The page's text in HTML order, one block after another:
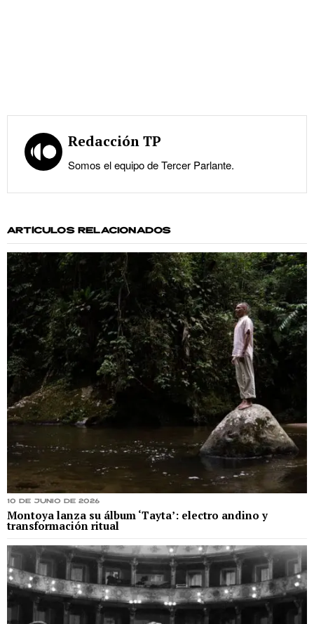
Redacción TP
Somos el equipo de Tercer Parlante.
ARTÍCULOS RELACIONADOS
10 de junio de 2026
Montoya lanza su álbum ‘Tayta’: electro andino y
transformación ritual